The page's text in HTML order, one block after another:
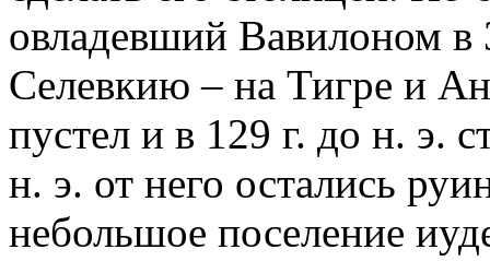
овладевший Вавилоном в
Селевкию – на Тигре и
пустел и в 129 г. до н. э.
н. э. от него остались
небольшое поселение